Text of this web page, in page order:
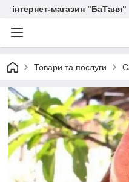
інтернет-магазин "БаТаня"
Товари та послуги